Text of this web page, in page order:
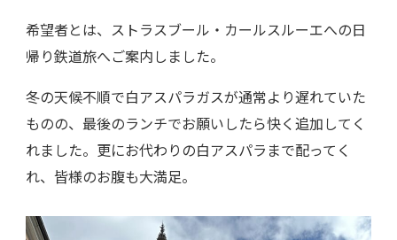
希望者とは、ストラスブール・カールスルーエへの日
帰り鉄道旅へご案内しました。
冬の天候不順で白アスパラガスが通常より遅れていた
ものの、最後のランチでお願いしたら快く追加してく
れました。更にお代わりの白アスパラまで配ってく
れ、皆様のお腹も大満足。